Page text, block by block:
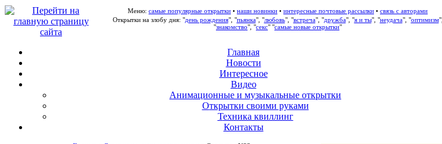
Меню: самые популярные открытки • наши новинки • интересные почтовые рассылки • связь с авторами
Открытки на злобу дня: "день рождения", "пьянка", "любовь", "встреча", "дружба", "я и ты", "неудача", "оптимизм",
"знакомство", "секс" "самые новые открытки"
Главная
Новости
Интересное
Видео
Анимационные и музыкальные открытки
Открытки своими руками
Техника квиллинг
Контакты